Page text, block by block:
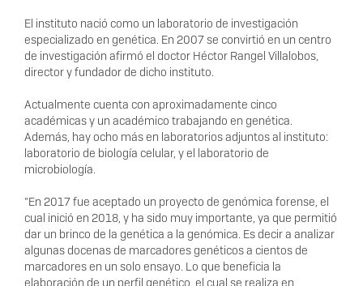
El instituto nació como un laboratorio de investigación
especializado en genética. En 2007 se convirtió en un centro
de investigación afirmó el doctor Héctor Rangel Villalobos,
director y fundador de dicho instituto.
Actualmente cuenta con aproximadamente cinco
académicas y un académico trabajando en genética.
Además, hay ocho más en laboratorios adjuntos al instituto:
laboratorio de biología celular, y el laboratorio de
microbiología.
“En 2017 fue aceptado un proyecto de genómica forense, el
cual inició en 2018, y ha sido muy importante, ya que permitió
dar un brinco de la genética a la genómica. Es decir a analizar
algunas docenas de marcadores genéticos a cientos de
marcadores en un solo ensayo. Lo que beneficia la
elaboración de un perfil genético, el cual se realiza en